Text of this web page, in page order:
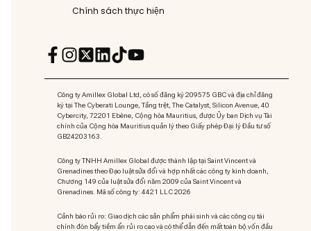
Chính sách thực hiện
Công ty Amillex Global Ltd, có số đăng ký 209575 GBC và địa chỉ đăng
ký tại The Cyberati Lounge, Tầng trệt, The Catalyst, Silicon Avenue, 40
Cybercity, 72201 Ebène, Cộng hòa Mauritius, được Ủy ban Dịch vụ Tài
chính của Cộng hòa Mauritius quản lý theo Giấy phép Đại lý Đầu tư số
GB24203163.
Công ty TNHH Amillex Global được thành lập tại Saint Vincent và
Grenadines theo Đạo luật sửa đổi và hợp nhất các công ty kinh doanh,
Chương 149 của luật sửa đổi năm 2009 của Saint Vincent và
Grenadines. Mã số công ty: 4421 LLC 2026
Cảnh báo rủi ro: Giao dịch các sản phẩm phái sinh và các công cụ tài
chính đòn bẩy tiềm ẩn rủi ro cao và có thể dẫn đến mất toàn bộ vốn đầu